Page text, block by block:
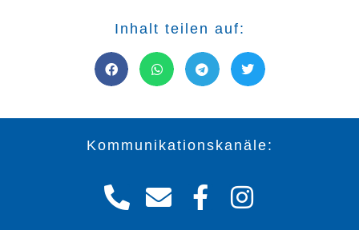
Inhalt teilen auf:
Kommunikationskanäle: